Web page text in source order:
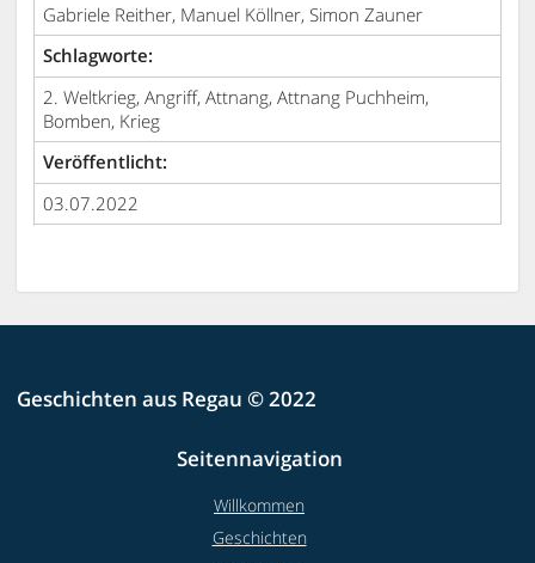
Gabriele Reither, Manuel Köllner, Simon Zauner
Schlagworte:
2. Weltkrieg, Angriff, Attnang, Attnang Puchheim,
Bomben, Krieg
Veröffentlicht:
03.07.2022
Geschichten aus Regau © 2022
Seitennavigation
Willkommen
Geschichten